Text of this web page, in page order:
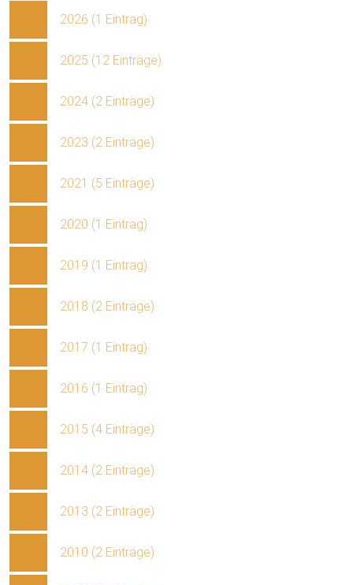
2026 (1 Eintrag)
2025 (12 Einträge)
2024 (2 Einträge)
2023 (2 Einträge)
2021 (5 Einträge)
2020 (1 Eintrag)
2019 (1 Eintrag)
2018 (2 Einträge)
2017 (1 Eintrag)
2016 (1 Eintrag)
2015 (4 Einträge)
2014 (2 Einträge)
2013 (2 Einträge)
2010 (2 Einträge)